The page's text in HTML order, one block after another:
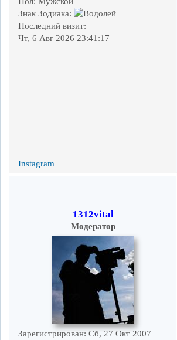
Знак Зодиака:
Последний визит:
Чт, 6 Авг 2026 23:41:17
Instagram
1312vital
Модератор
Зарегистрирован: Сб, 27 Окт 2007